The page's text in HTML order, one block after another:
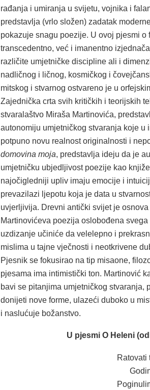
rađanja i umiranja u svijetu, vojnika i
predstavlja (vrlo složen) zadatak
pokazuje snagu poezije. U ovoj pjesmi
transcedentno, već i imanentno
različite umjetničke discipline ali i
nadličnog i ličnog, kosmičkog i
mitskog i stvarnog ostvareno je u
Zajednička crta svih kritičkih i teorijskih
stvaralaštvo Miraša Martinovića,
autonomiju umjetničkog stvaranja koje u
potpuno novu realnost originalnosti i
domovina moja, predstavlja ideju da je
umjetničku ubjedljivost poezije kao
najočigledniji upliv imaju emocije i
prevazilazi ljepotu koja je data u
uvjerljivija. Drevni antički svijet je
Martinovićeva poezija oslobođena
uzdizanje učiniće da velelepno i
mislima u tajne vječnosti i neotkrivene
Pjesnik se fokusirao na tip misaone,
pjesama ima intimistički ton. Martinović
bavi se pitanjima umjetničkog stvaranja,
donijeti nove forme, ulazeći duboko u
i naslućuje božanstvo.
U pjesmi O Heleni
Ratovati